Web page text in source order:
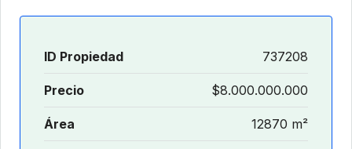
ID Propiedad 737208
Precio $8.000.000.000
Área 12870 m²